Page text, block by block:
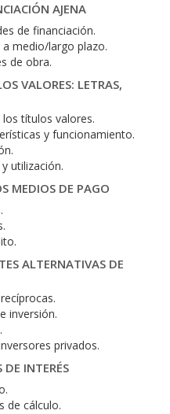
AJENA
de financiación.
medio/largo plazo.
de obra.
VALORES: LETRAS,
títulos valores.
y funcionamiento.
utilización.
MEDIOS DE PAGO
ALTERNATIVAS DE
inversión.
privados.
INTERÉS
de cálculo.